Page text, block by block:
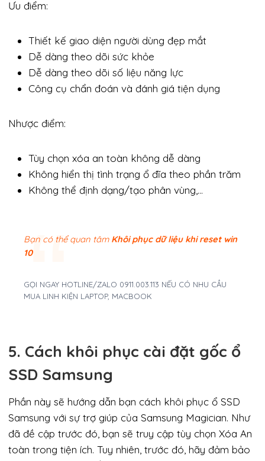
Ưu điểm:
Thiết kế giao diện người dùng đẹp mắt
Dễ dàng theo dõi sức khỏe
Dễ dàng theo dõi số liệu năng lực
Công cụ chẩn đoán và đánh giá tiện dụng
Nhược điểm:
Tùy chọn xóa an toàn không dễ dàng
Không hiển thị tình trạng ổ đĩa theo phần trăm
Không thể định dạng/tạo phân vùng,…
Bạn có thể quan tâm Khôi phục dữ liệu khi reset win
10
GỌI NGAY HOTLINE/ZALO 0911.003.113 NẾU CÓ NHU CẦU
MUA LINH KIỆN LAPTOP, MACBOOK
5. Cách khôi phục cài đặt gốc ổ
SSD Samsung
Phần này sẽ hướng dẫn bạn cách khôi phục ổ SSD
Samsung với sự trợ giúp của Samsung Magician. Như
đã đề cập trước đó, bạn sẽ truy cập tùy chọn Xóa An
toàn trong tiện ích. Tuy nhiên, trước đó, hãy đảm bảo